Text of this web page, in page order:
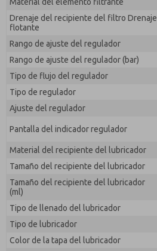
Drenaje del recipiente del filtro Drenaje
flotante
Rango de ajuste del regulador
Rango de ajuste del regulador (bar)
Tipo de flujo del regulador
Tipo de regulador
Ajuste del regulador
Pantalla del indicador regulador
Material del recipiente del lubricador
Tamaño del recipiente del lubricador
Tamaño del recipiente del lubricador
(ml)
Tipo de llenado del lubricador
Tipo de lubricador
Color de la tapa del lubricador